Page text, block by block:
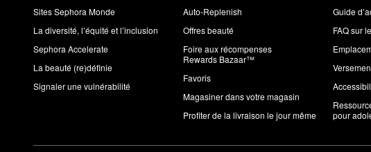
Sites Sephora Monde
La diversité, l’équité et l’inclusion
Sephora Accelerate
La beauté (re)définie
Signaler une vulnérabilité
Auto-Replenish
Offres beauté
Foire aux récompenses
Rewards Bazaar™
Favoris
Magasiner dans votre magasin
Profiter de la livraison le jour même
Guide
FAQ sur
pour